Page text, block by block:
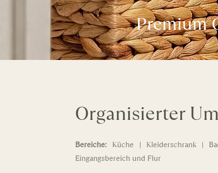
Premium
Organisierter
Bereiche:Küche | Kleiderschrank |
Eingangsbereich und Flur